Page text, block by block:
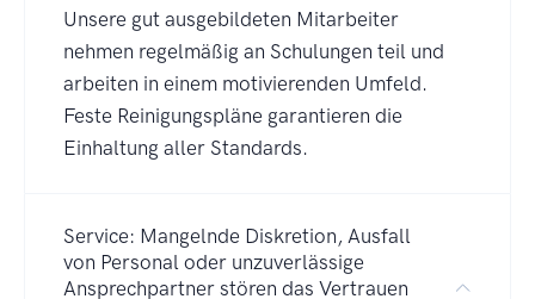
Unsere gut ausgebildeten Mitarbeiter
nehmen regelmäßig an Schulungen teil und
arbeiten in einem motivierenden Umfeld.
Feste Reinigungspläne garantieren die
Einhaltung aller Standards.
Service: Mangelnde Diskretion, Ausfall
von Personal oder unzuverlässige
Ansprechpartner stören das Vertrauen